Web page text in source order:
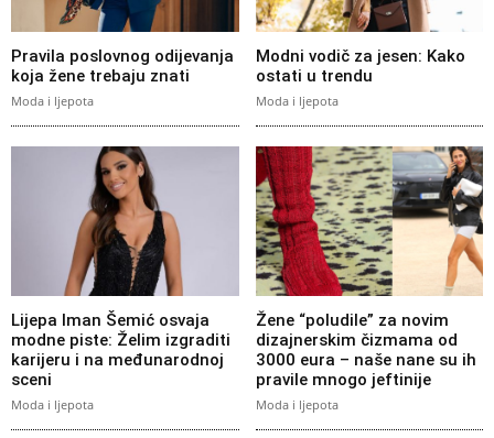
Pravila poslovnog odijevanja
koja žene trebaju znati
Moda i ljepota
Modni vodič za jesen: Kako
ostati u trendu
Moda i ljepota
Lijepa Iman Šemić osvaja
modne piste: Želim izgraditi
karijeru i na međunarodnoj
sceni
Moda i ljepota
Žene “poludile” za novim
dizajnerskim čizmama od
3000 eura – naše nane su ih
pravile mnogo jeftinije
Moda i ljepota